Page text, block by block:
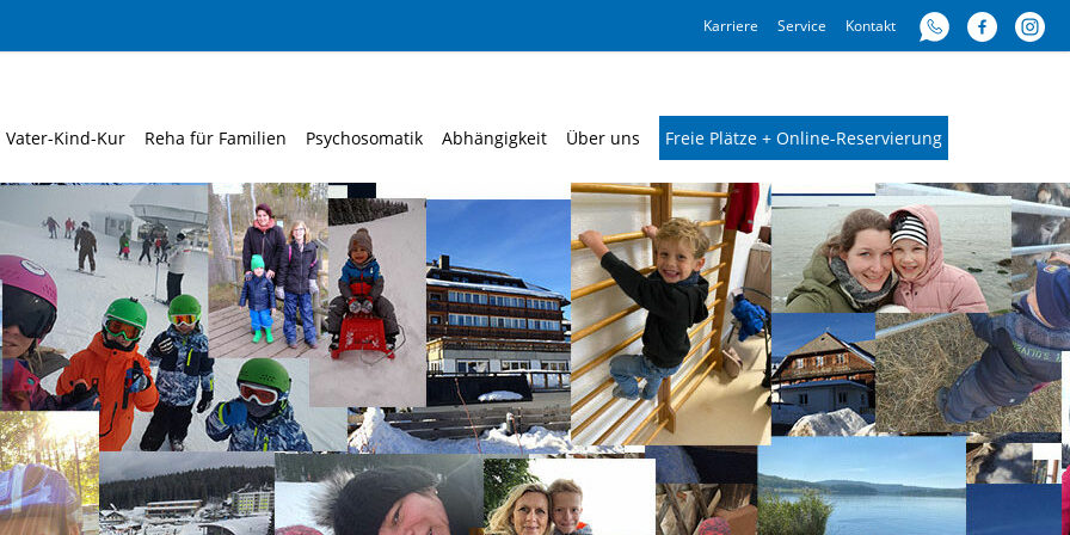
Karriere Service Kontakt
Vater-Kind-Kur Reha für Familien Psychosomatik Abhängigkeit Über uns Freie Plätze + Online-Reservierung